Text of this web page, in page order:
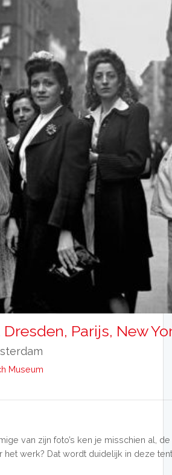
Dresden, Parijs, New
Museum
van zijn foto’s ken je misschien al,
het werk? Dat wordt duidelijk in deze